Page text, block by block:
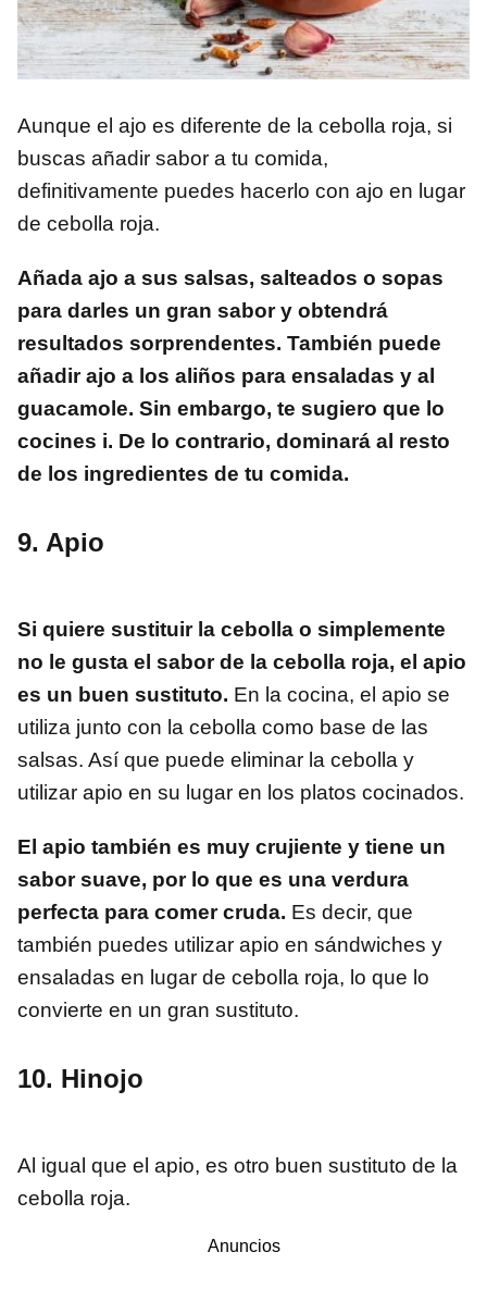
Aunque el ajo es diferente de la cebolla roja, si
buscas añadir sabor a tu comida,
definitivamente puedes hacerlo con ajo en lugar
de cebolla roja.
Añada ajo a sus salsas, salteados o sopas
para darles un gran sabor y obtendrá
resultados sorprendentes. También puede
añadir ajo a los aliños para ensaladas y al
guacamole. Sin embargo, te sugiero que lo
cocines i. De lo contrario, dominará al resto
de los ingredientes de tu comida.
9. Apio
Si quiere sustituir la cebolla o simplemente
no le gusta el sabor de la cebolla roja, el apio
es un buen sustituto. En la cocina, el apio se
utiliza junto con la cebolla como base de las
salsas. Así que puede eliminar la cebolla y
utilizar apio en su lugar en los platos cocinados.
El apio también es muy crujiente y tiene un
sabor suave, por lo que es una verdura
perfecta para comer cruda. Es decir, que
también puedes utilizar apio en sándwiches y
ensaladas en lugar de cebolla roja, lo que lo
convierte en un gran sustituto.
10. Hinojo
Al igual que el apio, es otro buen sustituto de la
cebolla roja.
Anuncios